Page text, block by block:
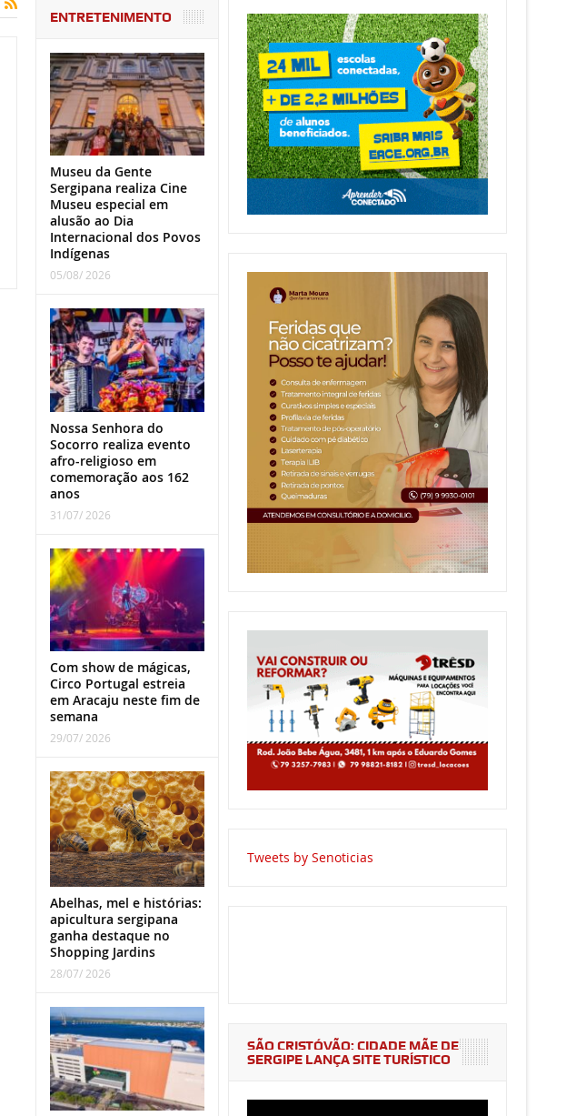
ENTRETENIMENTO
Museu da Gente
Sergipana realiza Cine
Museu especial em
alusão ao Dia
Internacional dos Povos
Indígenas
05/08/ 2026
Nossa Senhora do
Socorro realiza evento
afro-religioso em
comemoração aos 162
anos
31/07/ 2026
Com show de mágicas,
Circo Portugal estreia
em Aracaju neste fim de
semana
29/07/ 2026
Abelhas, mel e histórias:
apicultura sergipana
ganha destaque no
Shopping Jardins
28/07/ 2026
Tweets by Senoticias
SÃO CRISTÓVÃO: CIDADE MÃE DE
SERGIPE LANÇA SITE TURÍSTICO